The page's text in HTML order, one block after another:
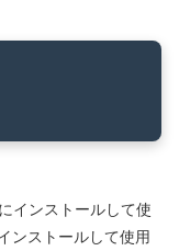
インストールして使
ンストールして使用